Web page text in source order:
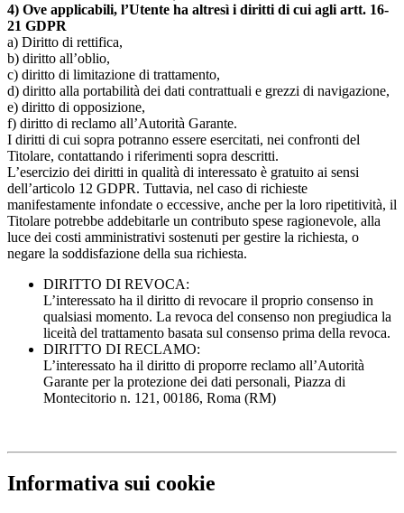
4) Ove applicabili, l’Utente ha altresì i diritti di cui agli artt. 16-
21 GDPR
a) Diritto di rettifica,
b) diritto all’oblio,
c) diritto di limitazione di trattamento,
d) diritto alla portabilità dei dati contrattuali e grezzi di navigazione,
e) diritto di opposizione,
f) diritto di reclamo all’Autorità Garante.
I diritti di cui sopra potranno essere esercitati, nei confronti del
Titolare, contattando i riferimenti sopra descritti.
L’esercizio dei diritti in qualità di interessato è gratuito ai sensi
dell’articolo 12 GDPR. Tuttavia, nel caso di richieste
manifestamente infondate o eccessive, anche per la loro ripetitività, il
Titolare potrebbe addebitarle un contributo spese ragionevole, alla
luce dei costi amministrativi sostenuti per gestire la richiesta, o
negare la soddisfazione della sua richiesta.
DIRITTO DI REVOCA:
L’interessato ha il diritto di revocare il proprio consenso in
qualsiasi momento. La revoca del consenso non pregiudica la
liceità del trattamento basata sul consenso prima della revoca.
DIRITTO DI RECLAMO:
L’interessato ha il diritto di proporre reclamo all’Autorità
Garante per la protezione dei dati personali, Piazza di
Montecitorio n. 121, 00186, Roma (RM)
Informativa sui cookie